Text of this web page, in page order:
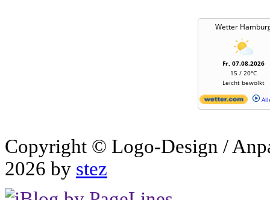
Wetter
Fr, 07.08.2026
15 / 20°C
Leicht bewölkt
Copyright © Logo-Design /
2026 by stez